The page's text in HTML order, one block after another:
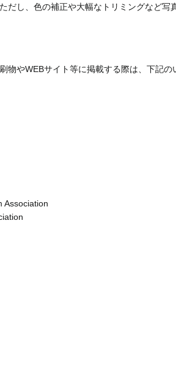
だし、色の補正や大幅なトリミングなど写
物やWEBサイト等に掲載する際は、下記の
Association